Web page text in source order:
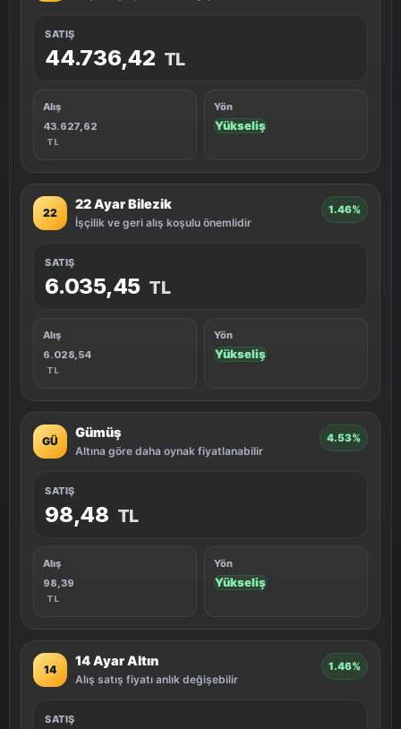
SATIŞ
44.736,42 TL
Alış
43.627,62
TL
Yön
Yükseliş
22
22 Ayar Bilezik
İşçilik ve geri alış koşulu önemlidir
1.46%
SATIŞ
6.035,45 TL
Alış
6.028,54
TL
Yön
Yükseliş
GÜ
Gümüş
Altına göre daha oynak fiyatlanabilir
4.53%
SATIŞ
98,48 TL
Alış
98,39
TL
Yön
Yükseliş
14
14 Ayar Altın
Alış satış fiyatı anlık değişebilir
1.46%
SATIŞ